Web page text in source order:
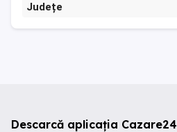
Județe
Descarcă aplicația Cazare24